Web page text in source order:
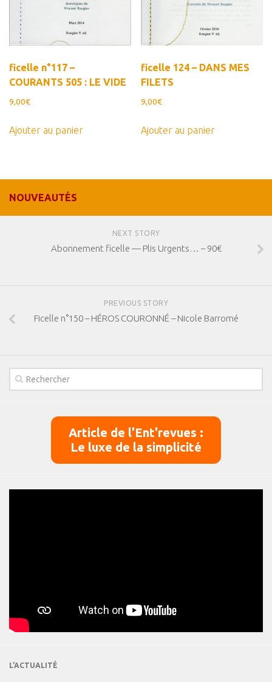
ficelle n°117 –
COURANTS 505 : LE VIDE
9,00€
Ajouter au panier
ficelle 124 – DANS MES
FILETS
9,00€
Ajouter au panier
NOUVEAUTÉS
NEXT STORY
Abonnement ficelle — Plis Urgents… – 90€
PREVIOUS STORY
Ficelle n°150 – HÉROS COURONNÉ – Nicole Barromé
Article de l'Ent'revues :
Le luxe de la simplicité
L’ACTUALITÉ